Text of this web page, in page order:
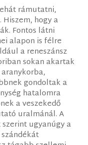
rámutatni,
hogy a
Fontos látni
alapon is félre
a reneszánsz
sokan akartak
gondoltak a
hatalomra
a veszekedő
uralmánál. A
ugyanúgy a